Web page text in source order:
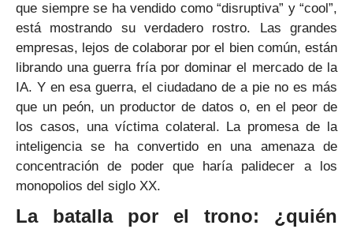
que siempre se ha vendido como “disruptiva” y “cool”,
está mostrando su verdadero rostro. Las grandes
empresas, lejos de colaborar por el bien común, están
librando una guerra fría por dominar el mercado de la
IA. Y en esa guerra, el ciudadano de a pie no es más
que un peón, un productor de datos o, en el peor de
los casos, una víctima colateral. La promesa de la
inteligencia se ha convertido en una amenaza de
concentración de poder que haría palidecer a los
monopolios del siglo XX.
La batalla por el trono: ¿quién